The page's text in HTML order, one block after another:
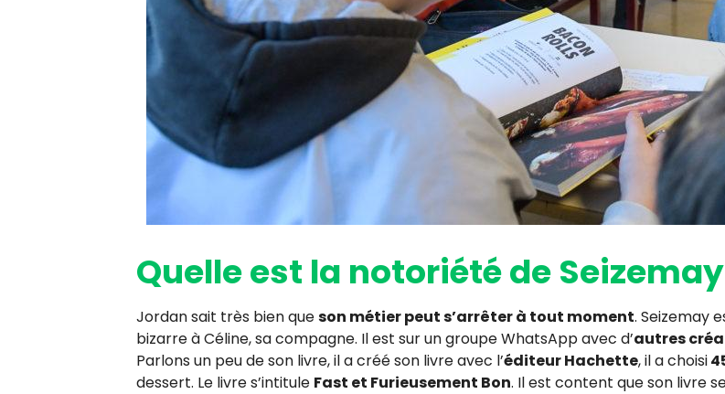
Quelle est la notoriété de
Jordan sait très bien queson métier peut s’arrêter à tout moment. Seizemay
bizarre à Céline, sa compagne. Il est sur un groupe WhatsApp avec d’autres
Parlons un peu de son livre, il a créé son livre avec l’éditeur Hachette, il a choisi
dessert. Le livre s’intitule Fast et Furieusement Bon. Il est content que son livre